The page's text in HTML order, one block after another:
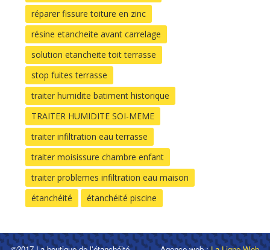
réparer fissure toiture en zinc
résine etancheite avant carrelage
solution etancheite toit terrasse
stop fuites terrasse
traiter humidite batiment historique
TRAITER HUMIDITE SOI-MEME
traiter infiltration eau terrasse
traiter moisissure chambre enfant
traiter problemes infiltration eau maison
étanchéité
étanchéité piscine